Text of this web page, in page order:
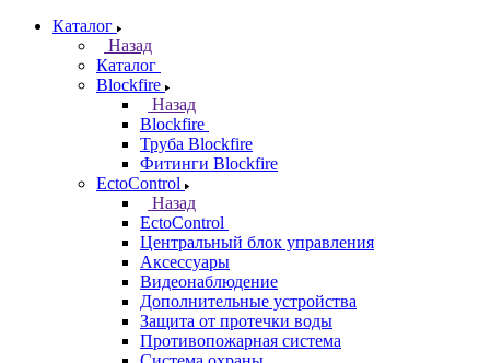
Каталог
Назад
Каталог
Blockfire
Назад
Blockfire
Труба Blockfire
Фитинги Blockfire
EctoControl
Назад
EctoControl
Центральный блок управления
Аксессуары
Видеонаблюдение
Дополнительные устройства
Защита от протечки воды
Противопожарная система